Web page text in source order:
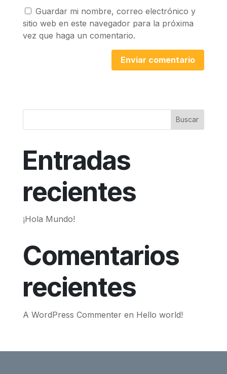
Guardar mi nombre, correo electrónico y
sitio web en este navegador para la próxima
vez que haga un comentario.
Buscar
Entradas
recientes
¡Hola Mundo!
Comentarios
recientes
A WordPress Commenteren Hello world!